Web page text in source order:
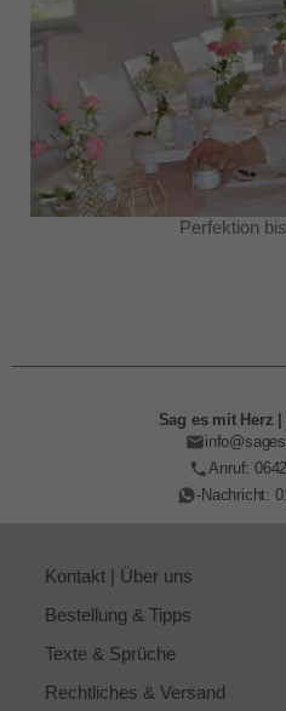
Perfektion
Sag es mit Herz
Anruf:
-Nachricht:
Kontakt | Über uns
Bestellung & Tipps
Texte & Sprüche
Rechtliches & Versand